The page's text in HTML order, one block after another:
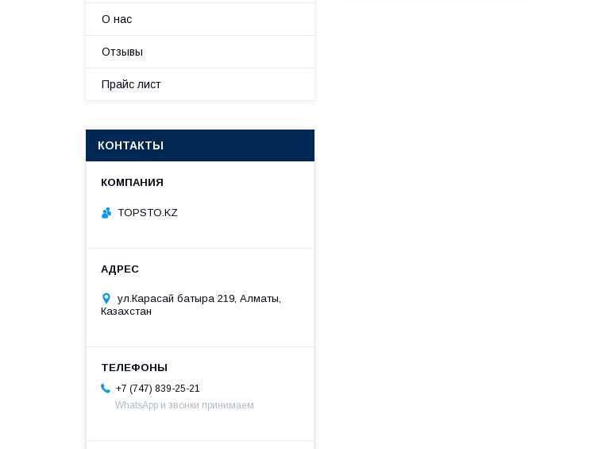
О нас
Отзывы
Прайс лист
КОНТАКТЫ
TOPSTO.KZ
ул.Карасай батыра 219, Алматы,
Казахстан
+7 (747) 839-25-21
WhatsApp и звонки принимаем